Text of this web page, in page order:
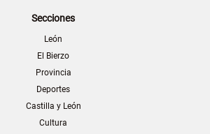
Secciones
León
El Bierzo
Provincia
Deportes
Castilla y León
Cultura